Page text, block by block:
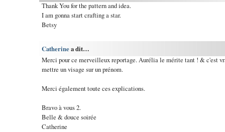
Thank You for the pattern and idea.
I am gonna start crafting a star.
Betsy
Catherinea dit…
Merci pour ce merveilleux reportage. Aurélia le mérite tant ! & c'est
mettre un visage sur un prénom.
Merci également toute ces explications.
Bravo à vous 2.
Belle & douce soirée
Catherine